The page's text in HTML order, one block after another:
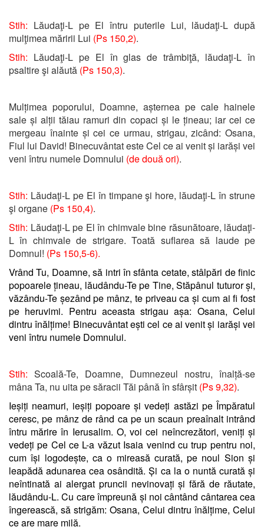
Stih: Lăudaţi-L pe El întru puterile Lui, lăudaţi-L după
mulţimea măririi Lui (Ps 150,2).
Stih: Lăudaţi-L pe El în glas de trâmbiţă, lăudaţi-L în
psaltire şi alăută (Ps 150,3).
Mulțimea poporului, Doamne, așternea pe cale hainele
sale și alții tăiau ramuri din copaci și le țineau; iar cei ce
mergeau înainte și cei ce urmau, strigau, zicând: Osana,
Fiul lui David! Binecuvântat este Cel ce ai venit și iarăși vei
veni întru numele Domnului (de două ori).
Stih: Lăudaţi-L pe El în timpane şi hore, lăudaţi-L în strune
şi organe (Ps 150,4).
Stih: Lăudaţi-L pe El în chimvale bine răsunătoare, lăudaţi-
L în chimvale de strigare. Toată suflarea să laude pe
Domnul! (Ps 150,5-6).
Vrând Tu, Doamne, să intri în sfânta cetate, stâlpări de finic
popoarele țineau, lăudându-Te pe Tine, Stăpânul tuturor și,
văzându-Te șezând pe mânz, te priveau ca și cum ai fi fost
pe heruvimi. Pentru aceasta strigau așa: Osana, Celui
dintru înălțime! Binecuvântat ești cel ce ai venit și iarăși vei
veni întru numele Domnului.
Stih: Scoală-Te, Doamne, Dumnezeul nostru, înalță-se
mâna Ta, nu uita pe săracii Tăi până în sfârșit (Ps 9,32).
Ieșiți neamuri, ieșiți popoare și vedeți astăzi pe Împăratul
ceresc, pe mânz de rând ca pe un scaun preaînalt intrând
întru mărire în Ierusalim. O, voi cei neîncrezători, veniți și
vedeți pe Cel ce L-a văzut Isaia venind cu trup pentru noi,
cum își logodește, ca o mireasă curată, pe noul Sion și
leapădă adunarea cea osândită. Și ca la o nuntă curată și
neîntinată ai alergat pruncii nevinovați și fără de răutate,
lăudându-L. Cu care împreună și noi cântând cântarea cea
îngerească, să strigăm: Osana, Celui dintru înălțime, Celui
ce are mare milă.